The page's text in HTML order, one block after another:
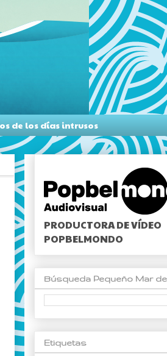
de los días intrusos
PRODUCTORA DE VÍDEO
POPBELMONDO
Búsqueda Pequeño Mar
Etiquetas